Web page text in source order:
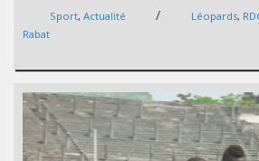
Sport, Actualité / Léopards,
Rabat